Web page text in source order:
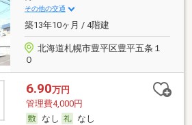
その他の交通
築13年10ヶ月 / 4階建
北海道札幌市豊平区豊平五条１
０
6.90万円
管理費4,000円
なし
なし